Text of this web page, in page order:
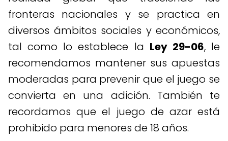
fronteras nacionales y se practica en
diversos ámbitos sociales y económicos,
tal como lo establece la Ley 29-06, le
recomendamos mantener sus apuestas
moderadas para prevenir que el juego se
convierta en una adición. También te
recordamos que el juego de azar está
prohibido para menores de 18 años.